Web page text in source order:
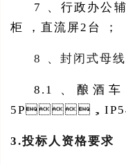
7、行政办
柜，直流屏2台；
8、封闭式母
8.1、酿
5P，IP54
3.投标人资格要求